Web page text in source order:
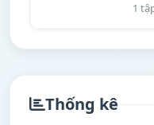
1
Thống kê